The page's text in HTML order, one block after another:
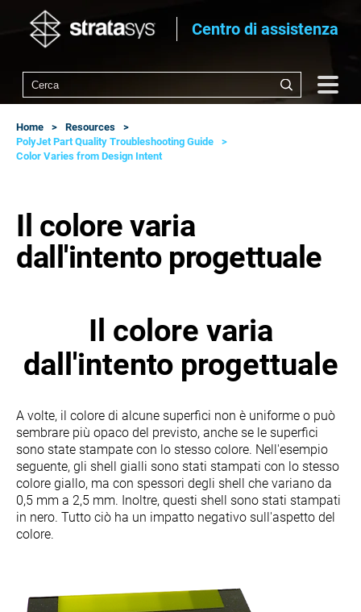
Centro di assistenza
Home
Resources
PolyJet Part Quality Troubleshooting Guide
Color Varies from Design Intent
Il colore varia
dall'intento progettuale
Il colore varia
dall'intento progettuale
A volte, il colore di alcune superfici non è uniforme o può
sembrare più opaco del previsto, anche se le superfici
sono state stampate con lo stesso colore. Nell'esempio
seguente, gli shell gialli sono stati stampati con lo stesso
colore giallo, ma con spessori degli shell che variano da
0,5 mm a 2,5 mm. Inoltre, questi shell sono stati stampati
in nero. Tutto ciò ha un impatto negativo sull'aspetto del
colore.